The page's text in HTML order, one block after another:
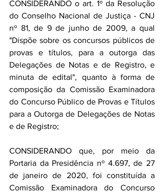
CONSIDERANDO o art. 1º da Resolução
do Conselho Nacional de Justiça - CNJ
nº 81, de 9 de junho de 2009, a qual
"Dispõe sobre os concursos públicos de
provas e títulos, para a outorga das
Delegações de Notas e de Registro, e
minuta de edital", quanto à forma de
composição da Comissão Examinadora
do Concurso Público de Provas e Títulos
para a Outorga de Delegações de Notas
e de Registro;
CONSIDERANDO que, por meio da
Portaria da Presidência nº 4.697, de 27
de janeiro de 2020, foi constituída a
Comissão Examinadora do Concurso